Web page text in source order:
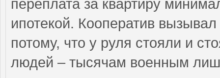
переплата за квартиру
ипотекой. Кооператив
потому, что у руля стояли и
людей – тысячам военным